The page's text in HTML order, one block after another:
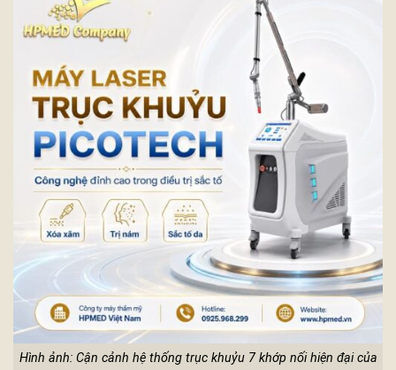
Hình ảnh: Cận cảnh hệ thống trục khuỷu 7 khớp nối hiện đại của